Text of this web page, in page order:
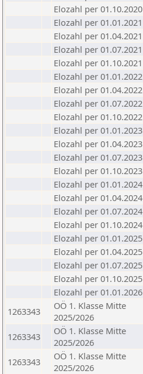
Elozahl per 01.10.2020
Elozahl per 01.01.2021
Elozahl per 01.04.2021
Elozahl per 01.07.2021
Elozahl per 01.10.2021
Elozahl per 01.01.2022
Elozahl per 01.04.2022
Elozahl per 01.07.2022
Elozahl per 01.10.2022
Elozahl per 01.01.2023
Elozahl per 01.04.2023
Elozahl per 01.07.2023
Elozahl per 01.10.2023
Elozahl per 01.01.2024
Elozahl per 01.04.2024
Elozahl per 01.07.2024
Elozahl per 01.10.2024
Elozahl per 01.01.2025
Elozahl per 01.04.2025
Elozahl per 01.07.2025
Elozahl per 01.10.2025
Elozahl per 01.01.2026
1263343
OÖ 1. Klasse Mitte
2025/2026
1263343
OÖ 1. Klasse Mitte
2025/2026
1263343
OÖ 1. Klasse Mitte
2025/2026